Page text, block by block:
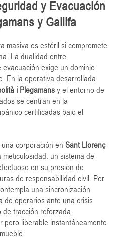
y Evacuación
y Gallifa
masiva es estéril si compromete
La dualidad entre
exige un dominio
En la operativa desarrollada
i Plegamansy el entorno de
se centran en la
certificadas bajo el
corporación en Sant Llorenç
meticulosidad: un sistema de
en su presión de
de responsabilidad civil. Por
una sincronización
de operarios ante una crisis
tracción reforzada,
pero liberable instantáneamente